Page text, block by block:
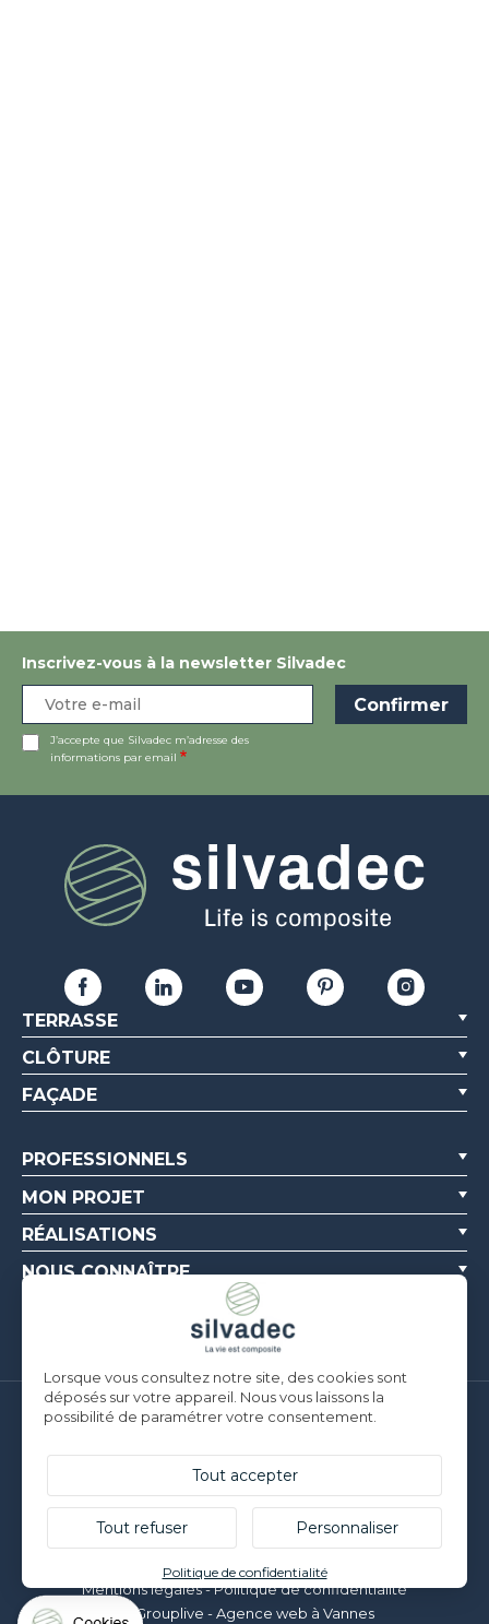
Inscrivez-vous à la newsletter Silvadec
J’accepte que Silvadec m’adresse des
informations par email
TERRASSE
CLÔTURE
FAÇADE
PROFESSIONNELS
MON PROJET
RÉALISATIONS
NOUS CONNAÎTRE
Silvadec France
F-56190 ARZAL | T. +33 (0)2 97 450 900
Silvadec Deutschland
Ludwig-Erhard-Straße 3
© Silvadec - Tous droits réservés - Photos non contractuelles
Mentions légales-Politique de confidentialité
Grouplive - Agence web à Vannes
Lorsque vous consultez notre site, des cookies sont
déposés sur votre appareil. Nous vous laissons la
possibilité de paramétrer votre consentement.
Tout accepter
Tout refuser Personnaliser
Politique de confidentialité